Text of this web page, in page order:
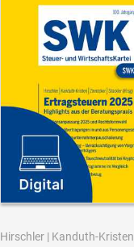
Hirschler | Kanduth-Kristen